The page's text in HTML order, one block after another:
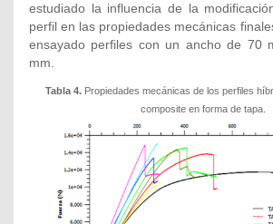
estudiado la influencia de la
perfil en las propiedades mecánicas
ensayado perfiles con un ancho de 70
mm.
Tabla 4. Propiedades mecánicas de los perfiles
composite en forma de tapa.